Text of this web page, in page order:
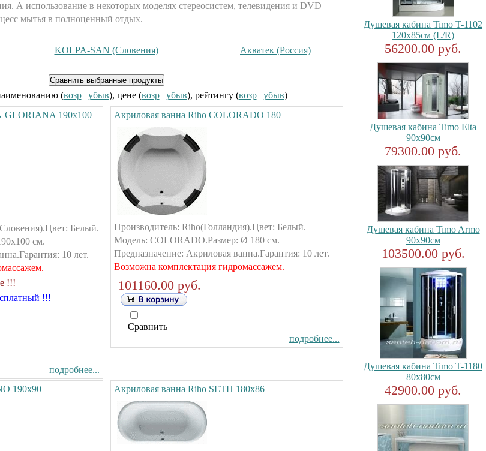
А использование в некоторых моделях стереосистем, телевидения и DVD
мытья в полноценный отдых.
KOLPA-SAN (Словения)
Акватек (Россия)
(возр| убыв), цене (возр| убыв), рейтингу (возр| убыв)
GLORIANA 190х100
Белый.
см.
10 лет.
!!!
!!!
подробнее...
Акриловая ванна Riho COLORADO 180
Производитель: Riho(Голландия).Цвет: Белый.
Модель: COLORADO.Размер: Ø 180 см.
Предназначение: Акриловая ванна.Гарантия: 10 лет.
Возможна комплектация гидромассажем.
101160.00 руб.
Сравнить
подробнее...
190х90 Акриловая ванна Riho SETH 180х86
Душевая кабина Timo T-1102
120x85см (L/R)
56200.00 руб.
Душевая кабина Timo Elta
90x90см
79300.00 руб.
Душевая кабина Timo Armo
90x90см
103500.00 руб.
Душевая кабина Timo T-1180
80x80см
42900.00 руб.